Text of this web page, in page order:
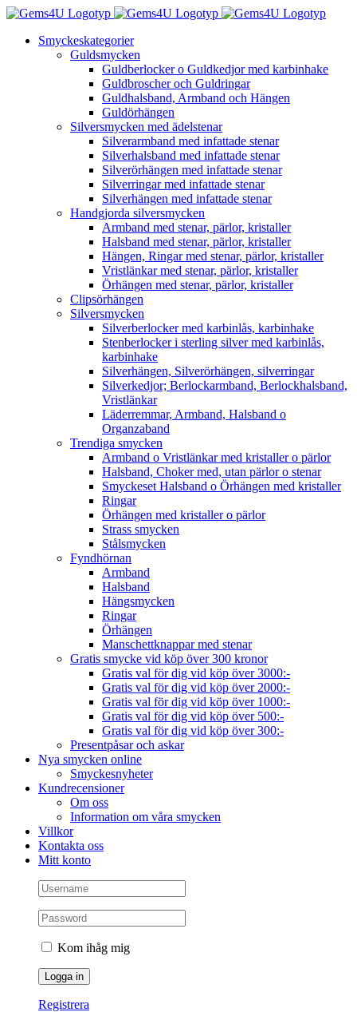
Fortsätt
innehålletSmyckeskategorier
Guldsmycken
Guldberlocker o Guldkedjor med karbinhake
Guldbroscher och Guldringar
Guldhalsband, Armband och Hängen
Guldörhängen
Silversmycken med ädelstenar
Silverarmband med infattade stenar
Silverhalsband med infattade stenar
Silverörhängen med infattade stenar
Silverringar med infattade stenar
Silverhängen med infattade stenar
Handgjorda silversmycken
Armband med stenar, pärlor, kristaller
Halsband med stenar, pärlor, kristaller
Hängen, Ringar med stenar, pärlor, kristaller
Vristlänkar med stenar, pärlor, kristaller
Örhängen med stenar, pärlor, kristaller
Clipsörhängen
Silversmycken
Silverberlocker med karbinlås, karbinhake
Stenberlocker i sterling silver med karbinlås,
karbinhake
Silverhängen, Silverörhängen, silverringar
Silverkedjor; Berlockarmband, Berlockhalsband,
Vristlänkar
Läderremmar, Armband, Halsband o
Organzaband
Trendiga smycken
Armband o Vristlänkar med kristaller o pärlor
Halsband, Choker med, utan pärlor o stenar
Smyckeset Halsband o Örhängen med kristaller
Ringar
Örhängen med kristaller o pärlor
Strass smycken
Stålsmycken
Fyndhörnan
Armband
Halsband
Hängsmycken
Ringar
Örhängen
Manschettknappar med stenar
Gratis smycke vid köp över 300 kronor
Gratis val för dig vid köp över 3000:-
Gratis val för dig vid köp över 2000:-
Gratis val för dig vid köp över 1000:-
Gratis val för dig vid köp över 500:-
Gratis val för dig vid köp över 300:-
Presentpåsar och askar
Nya smycken online
Smyckesnyheter
Kundrecensioner
Om oss
Information om våra smycken
Villkor
Kontakta oss
Mitt konto
Kom ihåg mig
Registrera